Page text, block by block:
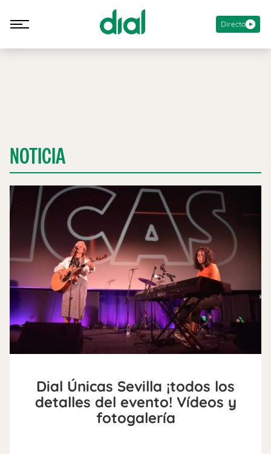
Directo
NOTICIA
Dial Únicas Sevilla ¡todos los
detalles del evento! Vídeos y
fotogalería